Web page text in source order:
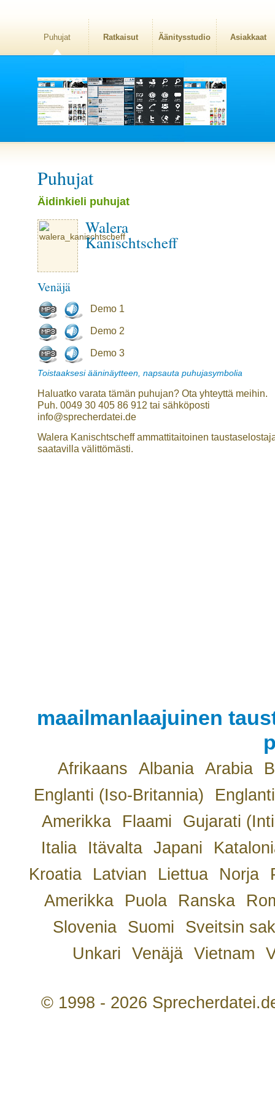
Puhujat Ratkaisut Äänitysstudio Asiakkaat
Puhujat
Äidinkieli puhujat
Walera
Kanischtscheff
Venäjä
Demo 1
Demo 2
Demo 3
Toistaaksesi ääninäytteen, napsauta puhujasymbolia
Haluatko varata tämän puhujan? Ota yhteyttä meihin.
Puh. 0049 30 405 86 912 tai sähköposti
info@sprecherdatei.de
Walera Kanischtscheff ammattitaitoinen
saatavilla välittömästi.
maailmanlaajuinen
Afrikaans Albania Arabia
Englanti (Iso-Britannia)
Amerikka
Flaami
Gujarati
Italia
Itävalta Japani
Kroatia
Latvian Liettua Norja
Amerikka
Puola Ranska
Slovenia
Suomi
Sveitsin
Unkari
Venäjä Vietnam
© 1998 - 2026